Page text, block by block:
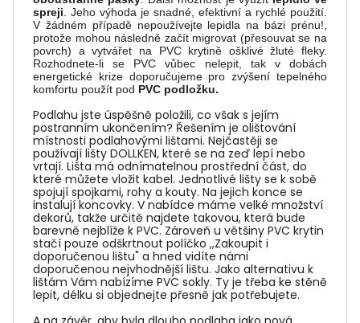
spreji. Jeho výhoda je snadné, efektivní a rychlé použití.
V žádném případě nepoužívejte lepidla na bázi prénu!,
protože mohou následně začít migrovat (přesouvat se na
povrch) a vytvářet na PVC krytině ošklivé žluté fleky.
Rozhodnete-li se PVC vůbec nelepit, tak v dobách
energetické krize doporučujeme pro zvýšení tepelného
komfortu použít pod PVC podložku.
Podlahu jste úspěšně položili, co však s jejím
postranním ukončením? Řešením je olištování
místnosti podlahovými lištami. Nejčastěji se
používají lišty DOLLKEN, které se na zeď lepí nebo
vrtají. Lišta má odnímatelnou prostřední část, do
které můžete vložit kabel. Jednotlivé lišty se k sobě
spojují spojkami, rohy a kouty. Na jejich konce se
instalují koncovky. V nabídce máme velké množství
dekorů, takže určitě najdete takovou, která bude
barevně nejblíže k PVC. Zároveň u většiny PVC krytin
stačí pouze odškrtnout políčko ,,Zakoupit i
doporučenou lištu" a hned vidíte námi
doporučenou nejvhodnější lištu. Jako alternativu k
lištám Vám nabízíme PVC sokly. Ty je třeba ke stěně
lepit, délku si objednejte přesně jak potřebujete.